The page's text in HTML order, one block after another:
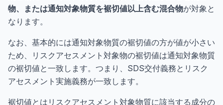
物、または通知対象物質を裾切値以上含む混合物が対象と
なります。
なお、基本的には通知対象物質の裾切値の方が値が小さい
ため、リスクアセスメント対象物の裾切値は通知対象物質
の裾切値と一致します。つまり、SDS交付義務とリスク
アセスメント実施義務が一致します。
裾切値とはリスクアセスメント対象物質に該当する成分の